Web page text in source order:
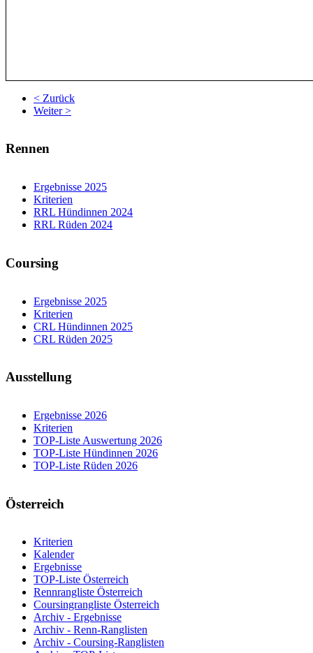
< Zurück
Weiter >
Rennen
Ergebnisse 2025
Kriterien
RRL Hündinnen 2024
RRL Rüden 2024
Coursing
Ergebnisse 2025
Kriterien
CRL Hündinnen 2025
CRL Rüden 2025
Ausstellung
Ergebnisse 2026
Kriterien
TOP-Liste Auswertung 2026
TOP-Liste Hündinnen 2026
TOP-Liste Rüden 2026
Österreich
Kriterien
Kalender
Ergebnisse
TOP-Liste Österreich
Rennrangliste Österreich
Coursingrangliste Österreich
Archiv - Ergebnisse
Archiv - Renn-Ranglisten
Archiv - Coursing-Ranglisten